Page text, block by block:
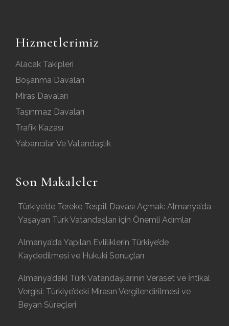
Hizmetlerimiz
Alacak Takipleri
Boşanma Davaları
Miras Davaları
Taşınmaz Davaları
Trafik Kazası
Yabancılar Ve Vatandaşlık
Son Makaleler
Türkiye’de Tereke Tespit Davası Açmak: Almanya’da
Yaşayan Türk Vatandaşları için Önemli Adımlar
Almanya’da Yapılan Evliliklerin Türkiye’de
Kaydedilmesi ve Hukuki Sonuçları
Almanya’daki Türk Vatandaşlarının Veraset ve İntikal
Vergisi: Türkiye’deki Mirasın Vergilendirilmesi ve
Beyan Süreçleri